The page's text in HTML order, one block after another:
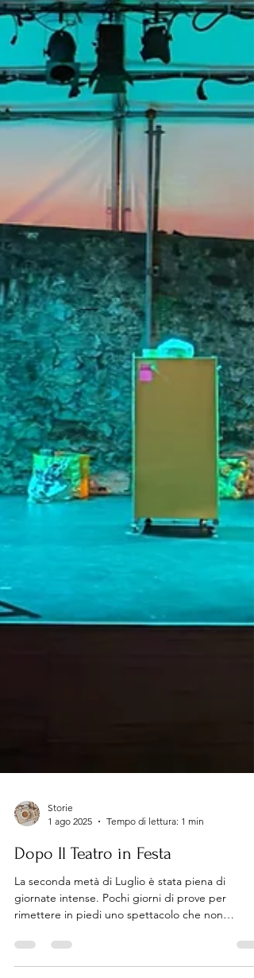
1 ago 2025
Tempo di lettura: 1 min
Dopo Il Teatro in Festa
La seconda metà di Luglio è stata piena di
rimettere in piedi uno spettacolo che non